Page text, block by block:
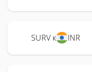
SURV к INR